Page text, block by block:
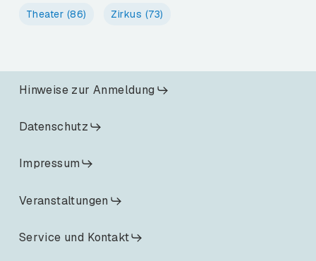
Theater (86) Zirkus (73)
Hinweise zur Anmeldung
Datenschutz
Impressum
Veranstaltungen
Service und Kontakt